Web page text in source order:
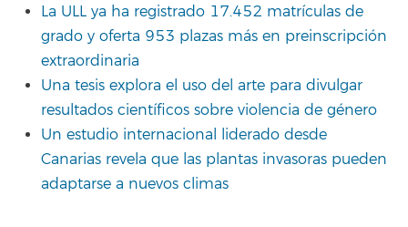
La ULL ya ha registrado 17.452 matrículas de
grado y oferta 953 plazas más en preinscripción
extraordinaria
Una tesis explora el uso del arte para divulgar
resultados científicos sobre violencia de género
Un estudio internacional liderado desde
Canarias revela que las plantas invasoras pueden
adaptarse a nuevos climas